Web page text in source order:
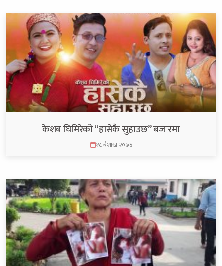
केशब घिमिरेको “हासेकै सुहाउछ” बजारमा
१८ बैशाख २०७६